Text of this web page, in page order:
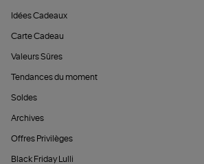
Idées Cadeaux
Carte Cadeau
Valeurs Sûres
Tendances du moment
Soldes
Archives
Offres Privilèges
Black Friday Lulli